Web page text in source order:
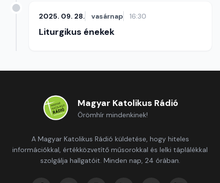
2025. 09. 28. vasárnap 16:30
Liturgikus énekek
Magyar Katolikus Rádió
Örömhír mindenkinek!
A Magyar Katolikus Rádió küldetése, hogy hiteles
információkkal, értékközvetítő műsorokkal és lelki táplálékkal
szolgálja hallgatóit. Minden nap, 24 órában.